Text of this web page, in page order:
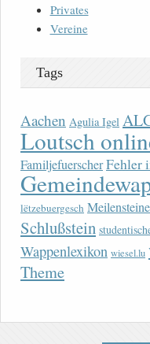
Privates
Vereine
Tags
Aachen Agulia Igel
Loutsch
FamiljefuerscherFehler
lëtzebuergesch
Schlußstein
Wappenlexikon wiesel.lu
Theme